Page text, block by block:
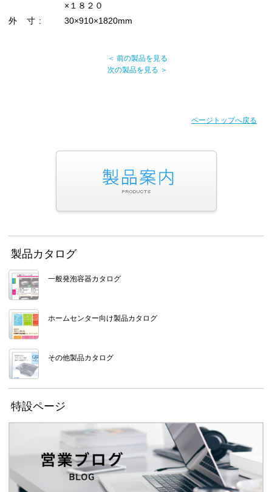
×１８２０
外 寸 :
30×910×1820mm
＜ 前の製品を見る
次の製品を見る ＞
ページトップへ戻る
製品カタログ
一般発泡容器カタログ
ホームセンター向け製品カタログ
その他製品カタログ
特設ページ